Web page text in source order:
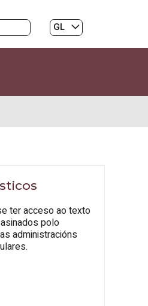
GL
ES|
ter acceso ao texto
polo
administracións